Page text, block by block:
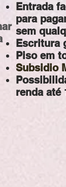
Entrada
para
sem
Escritura
Piso em
Subsidio
renda até